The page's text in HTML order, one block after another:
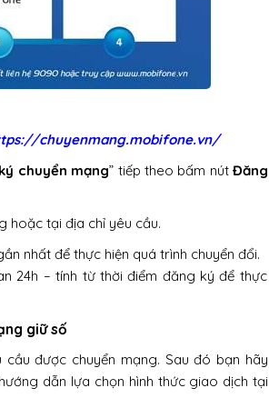
chuyenmang.mobifone.vn/
chuyển mạng” tiếp theo bấm nútĐăng
hoặc tại địa chỉ yêu cầu.
nhất để thực hiện quá trình chuyển đổi.
24h – tính từ thời điểm đăng ký để thực
giữ số
cầu được chuyển mạng. Sau đó bạn hãy
dẫn lựa chọn hình thức giao dịch tại